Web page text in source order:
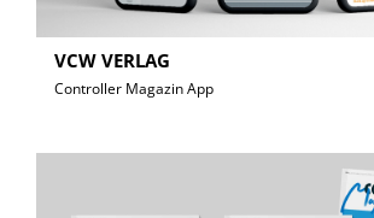
VCW VERLAG
Controller Magazin App